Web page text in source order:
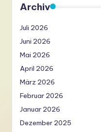
Archiv
Juli 2026
Juni 2026
Mai 2026
April 2026
März 2026
Februar 2026
Januar 2026
Dezember 2025